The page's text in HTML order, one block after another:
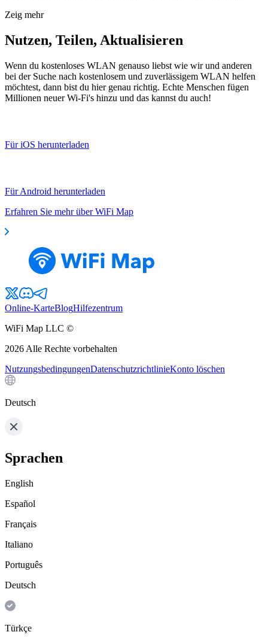
Zeig mehr
Nutzen, Teilen, Aktualisieren
Wenn du kostenloses WLAN genauso liebst wie wir und anderen
bei der Suche nach kostenlosem und zuverlässigem WLAN helfen
möchtest, dann bist du hier genau richtig. Echte Menschen fügen
Millionen neuer Wi-Fi's hinzu und das kannst du auch!
Für iOS herunterladen
Für Android herunterladen
Erfahren Sie mehr über WiFi Map
Online-KarteBlogHilfezentrum
WiFi Map LLC ©
2026 Alle Rechte vorbehalten
NutzungsbedingungenDatenschutzrichtlinieKonto löschen
Deutsch
Sprachen
English
Español
Français
Italiano
Português
Deutsch
Türkçe